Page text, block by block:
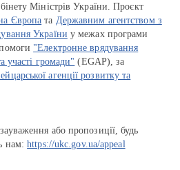
Міністрів України. Проєкт
Європа та Державним агентством з
України у межах програми
"Електронне врядування
участі громади" (EGAP), за
агенції розвитку та
або пропозиції, будь
нам:https://ukc.gov.ua/appeal